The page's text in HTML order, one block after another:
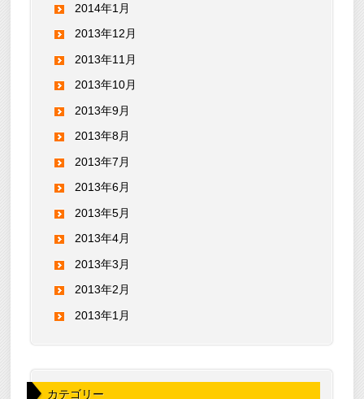
2014年1月
2013年12月
2013年11月
2013年10月
2013年9月
2013年8月
2013年7月
2013年6月
2013年5月
2013年4月
2013年3月
2013年2月
2013年1月
カテゴリー